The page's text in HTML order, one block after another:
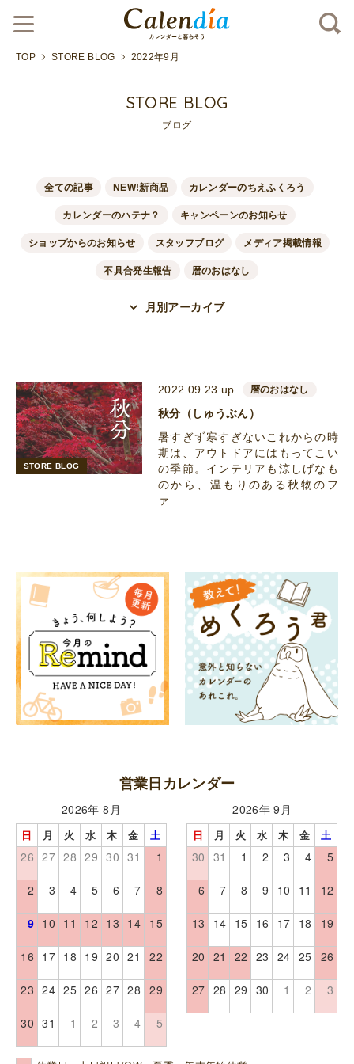
TOP STORE BLOG 2022年9月
STORE BLOG
ブログ
全ての記事 NEW!新商品 カレンダーのちえふくろう
カレンダーのハテナ？ キャンペーンのお知らせ
ショップからのお知らせ スタッフブログ メディア掲載情報
不具合発生報告 暦のおはなし
月別アーカイブ
STORE BLOG
2022.09.23 up 暦のおはなし
秋分（しゅうぶん）
暑すぎず寒すぎないこれからの時
期は、アウトドアにはもってこい
の季節。インテリアも涼しげなも
のから、温もりのある秋物のフ
ァ…
営業日カレンダー
2026年 8月
日 月 火 水 木 金 土
26 27 28 29 30 31 1
2 3 4 5 6 7 8
9 10 11 12 13 14 15
16 17 18 19 20 21 22
23 24 25 26 27 28 29
30 31 1 2 3 4 5
2026年 9月
日 月 火 水 木 金 土
30 31 1 2 3 4 5
6 7 8 9 10 11 12
13 14 15 16 17 18 19
20 21 22 23 24 25 26
27 28 29 30 1 2 3